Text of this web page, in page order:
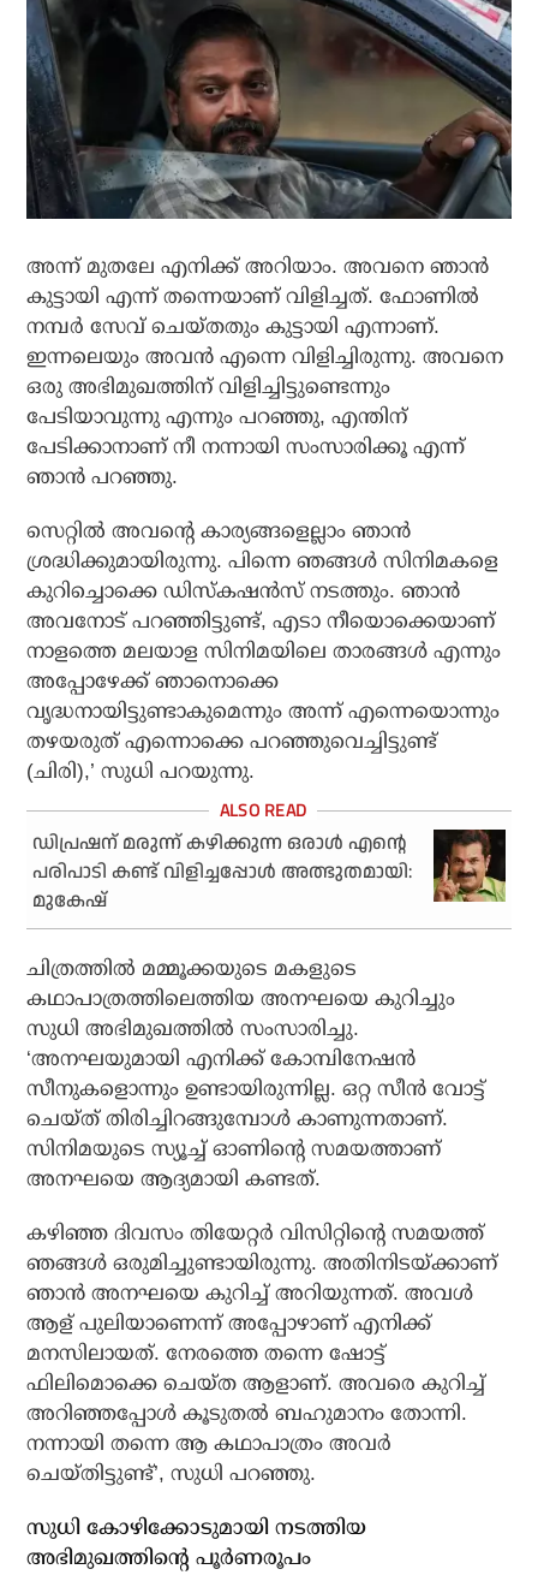
അന്ന് മുതലേ എനിക്ക് അറിയാം. അവനെ ഞാന്‍
കുട്ടായി എന്ന് തന്നെയാണ് വിളിച്ചത്. ഫോണില്‍
നമ്പര്‍ സേവ് ചെയ്തതും കുട്ടായി എന്നാണ്.
ഇന്നലെയും അവന്‍ എന്നെ വിളിച്ചിരുന്നു. അവനെ
ഒരു അഭിമുഖത്തിന് വിളിച്ചിട്ടുണ്ടെന്നും
പേടിയാവുന്നു എന്നും പറഞ്ഞു, എന്തിന്
പേടിക്കാനാണ് നീ നന്നായി സംസാരിക്കൂ എന്ന്
ഞാന്‍ പറഞ്ഞു.
സെറ്റില്‍ അവന്റെ കാര്യങ്ങളെല്ലാം ഞാന്‍
ശ്രദ്ധിക്കുമായിരുന്നു. പിന്നെ ഞങ്ങള്‍ സിനിമകളെ
കുറിച്ചൊക്കെ ഡിസ്‌കഷന്‍സ് നടത്തും. ഞാന്‍
അവനോട് പറഞ്ഞിട്ടുണ്ട്, എടാ നീയൊക്കെയാണ്
നാളത്തെ മലയാള സിനിമയിലെ താരങ്ങള്‍ എന്നും
അപ്പോഴേക്ക് ഞാനൊക്കെ
വൃദ്ധനായിട്ടുണ്ടാകുമെന്നും അന്ന് എന്നെയൊന്നും
തഴയരുത് എന്നൊക്കെ പറഞ്ഞുവെച്ചിട്ടുണ്ട്
(ചിരി),’ സുധി പറയുന്നു.
ഡിപ്രഷന് മരുന്ന് കഴിക്കുന്ന ഒരാൾ എന്റെ
പരിപാടി കണ്ട് വിളിച്ചപ്പോൾ അത്ഭുതമായി:
മുകേഷ്
ചിത്രത്തില്‍ മമ്മൂക്കയുടെ മകളുടെ
കഥാപാത്രത്തിലെത്തിയ അനഘയെ കുറിച്ചും
സുധി അഭിമുഖത്തില്‍ സംസാരിച്ചു.
‘അനഘയുമായി എനിക്ക് കോമ്പിനേഷന്‍
സീനുകളൊന്നും ഉണ്ടായിരുന്നില്ല. ഒറ്റ സീന്‍ വോട്ട്
ചെയ്ത് തിരിച്ചിറങ്ങുമ്പോള്‍ കാണുന്നതാണ്.
സിനിമയുടെ സ്യൂച്ച് ഓണിന്റെ സമയത്താണ്
അനഘയെ ആദ്യമായി കണ്ടത്.
കഴിഞ്ഞ ദിവസം തിയേറ്റര്‍ വിസിറ്റിന്റെ സമയത്ത്
ഞങ്ങള്‍ ഒരുമിച്ചുണ്ടായിരുന്നു. അതിനിടയ്ക്കാണ്
ഞാന്‍ അനഘയെ കുറിച്ച് അറിയുന്നത്. അവള്‍
ആള് പുലിയാണെന്ന് അപ്പോഴാണ് എനിക്ക്
മനസിലായത്. നേരത്തെ തന്നെ ഷോട്ട്
ഫിലിമൊക്കെ ചെയ്ത ആളാണ്. അവരെ കുറിച്ച്
അറിഞ്ഞപ്പോള്‍ കൂടുതല്‍ ബഹുമാനം തോന്നി.
നന്നായി തന്നെ ആ കഥാപാത്രം അവര്‍
ചെയ്തിട്ടുണ്ട്’, സുധി പറഞ്ഞു.
സുധി കോഴിക്കോടുമായി നടത്തിയ
അഭിമുഖത്തിന്റെ പൂര്‍ണരൂപം